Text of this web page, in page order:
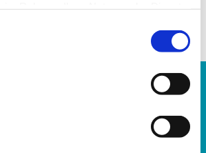
Kassel